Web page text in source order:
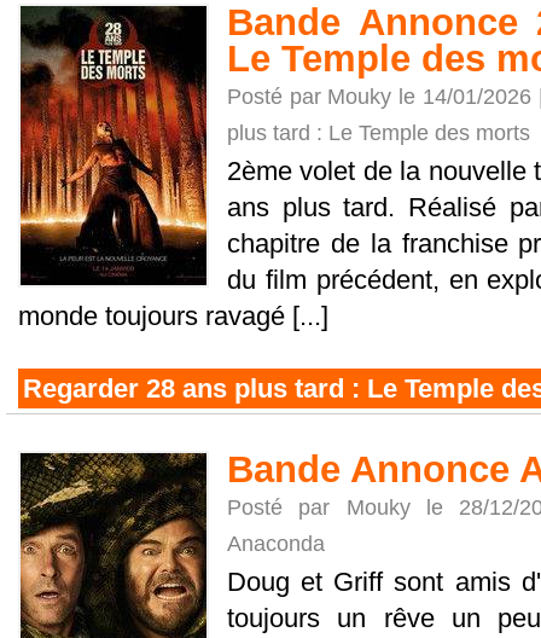
Bande
Le Temple des
Posté par Mouky le 14/01/
plus tard : Le Temple des morts
2ème volet de la nouvelle
ans plus tard. Réalisé
chapitre de la franchise
du film précédent, en
monde toujours ravagé [...]
Regarder 28 ans plus tard : Le Temple
Bande Annonce
Posté par Mouky le 28/12/
Anaconda
Doug et Griff sont amis
toujours un rêve un